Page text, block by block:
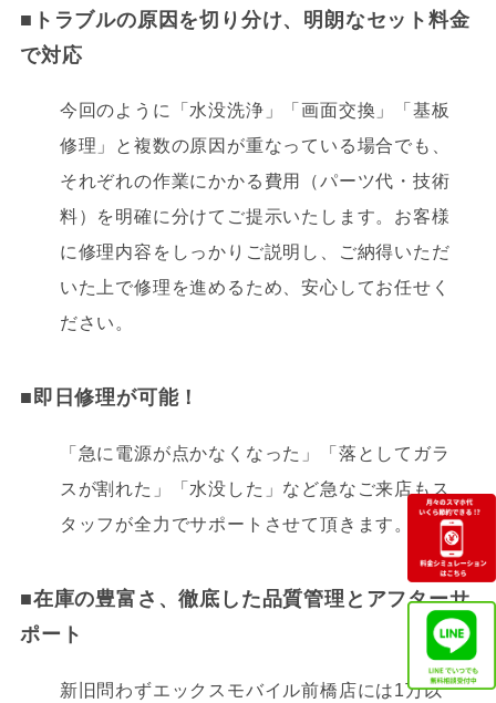
■ トラブルの原因を切り分け、明朗なセット料金
で対応
今回のように「水没洗浄」「画面交換」「基板
修理」と複数の原因が重なっている場合でも、
それぞれの作業にかかる費用（パーツ代・技術
料）を明確に分けてご提示いたします。お客様
に修理内容をしっかりご説明し、ご納得いただ
いた上で修理を進めるため、安心してお任せく
ださい。
■即日修理が可能！
「急に電源が点かなくなった」「落としてガラ
スが割れた」「水没した」など急なご来店もス
タッフが全力でサポートさせて頂きます。
■在庫の豊富さ、徹底した品質管理とアフターサ
ポート
新旧問わずエックスモバイル前橋店には1万以